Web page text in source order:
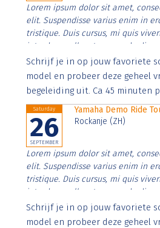
Lorem ipsum dolor sit amet,
elit. Suspendisse varius enim in
tristique. Duis cursus, mi quis
interdum nulla, ut commodo
Aenean faucibus nibh et justo
imperdiet. Nunc ut sem vitae risus
Schrijf je in op jouw favoriete
model en probeer deze geheel
begeleiding uit. Ca 45 minuten
Saturday
26
SEPTEMBER
Yamaha Demo Ride
Rockanje (ZH)
Lorem ipsum dolor sit amet,
elit. Suspendisse varius enim in
tristique. Duis cursus, mi quis
interdum nulla, ut commodo
Aenean faucibus nibh et justo
imperdiet. Nunc ut sem vitae risus
Schrijf je in op jouw favoriete
model en probeer deze geheel